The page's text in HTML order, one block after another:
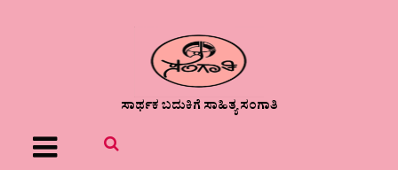
ಸಾರ್ಥಕ ಬದುಕಿಗೆ ಸಾಹಿತ್ಯ ಸಂಗಾತಿ
Menu